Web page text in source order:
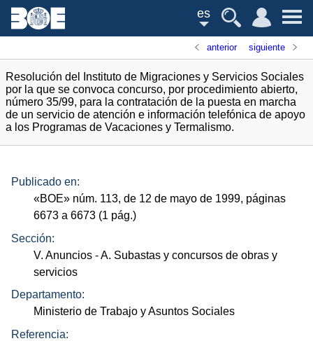
es
anterior siguiente
Resolución del Instituto de Migraciones y Servicios Sociales
por la que se convoca concurso, por procedimiento abierto,
número 35/99, para la contratación de la puesta en marcha
de un servicio de atención e información telefónica de apoyo
a los Programas de Vacaciones y Termalismo.
Publicado en:
«BOE» núm. 113, de 12 de mayo de 1999, páginas
6673 a 6673 (1 pág.)
Sección:
V. Anuncios - A. Subastas y concursos de obras y
servicios
Departamento:
Ministerio de Trabajo y Asuntos Sociales
Referencia: